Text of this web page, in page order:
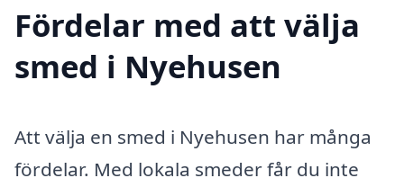
Fördelar med att välja
smed i Nyehusen
Att välja en smed i Nyehusen har många
fördelar. Med lokala smeder får du inte